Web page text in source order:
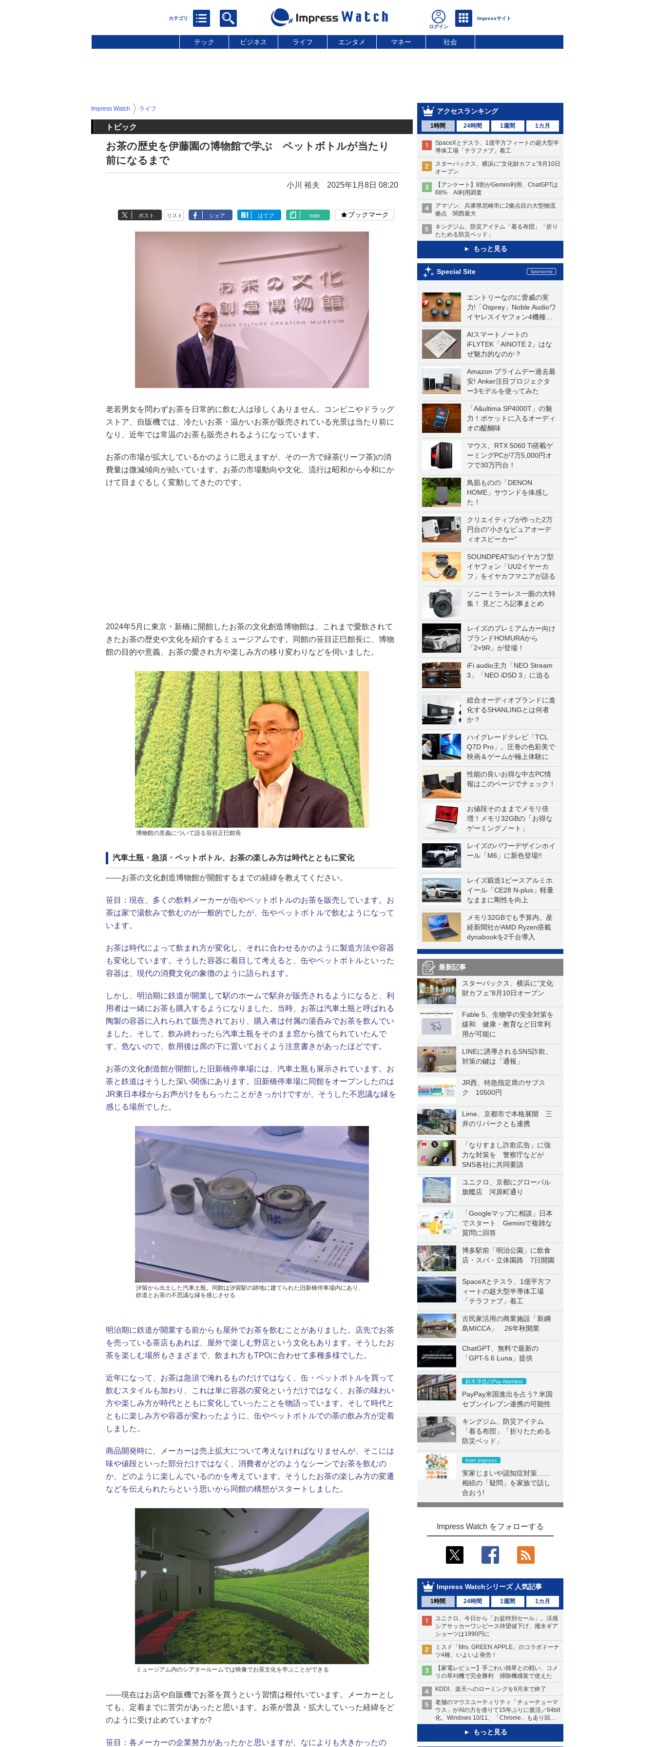
テック ビジネス ライフ エンタメ マネー 社会
アクセスランキング
1時間 24時間 1週間 1カ月
SpaceXとテスラ、1億平方フィートの超大型半
導体工場「テラファブ」着工
スターバックス、横浜に“文化財カフェ”8月10日
オープン
【アンケート】8割がGemini利用、ChatGPTは
68% AI利用調査
アマゾン、兵庫県尼崎市に2拠点目の大型物流
拠点 関西最大
キングジム、防災アイテム「着る布団」「折り
たためる防災ベッド」
もっと見る
Special Site
エントリーなのに脅威の実
力!「Osprey」Noble Audioワ
イヤレスイヤフォン4機種を
一気に聴く
AIスマートノートの
iFLYTEK「AINOTE 2」はな
ぜ魅力的なのか？
Amazon プライムデー過去最
安! Anker注目プロジェクタ
ー3モデルを使ってみた
「A&ultima SP4000T」の魅
力！ポケットに入るオーディ
オの醍醐味
マウス、RTX 5060 Ti搭載ゲ
ーミングPCが7万5,000円オ
フで30万円台！
鳥肌ものの「DENON
HOME」サウンドを体感し
た！
クリエイティブが作った2万
円台の“小さなピュアオーデ
ィオスピーカー”
SOUNDPEATSのイヤカフ型
イヤフォン「UU2イヤーカ
フ」をイヤカフマニアが語る
ソニーミラーレス一眼の大特
集！ 見どころ記事まとめ
レイズのプレミアムカー向け
ブランドHOMURAから
「2×9R」が登場！
iFi audio主力「NEO Stream
3」「NEO iDSD 3」に迫る
総合オーディオブランドに進
化するSHANLINGとは何者
か？
ハイグレードテレビ「TCL
Q7D Pro」。圧巻の色彩美で
映画＆ゲームが極上体験に
性能の良いお得な中古PC情
報はこのページでチェック！
お値段そのままでメモリ倍
増！メモリ32GBの「お得な
ゲーミングノート」
レイズのパワーデザインホイ
ール「M6」に新色登場!!
レイズ鍛造1ピースアルミホ
イール「CE28 N-plus」軽量
なままに剛性を向上
メモリ32GBでも予算内。産
経新聞社がAMD Ryzen搭載
dynabookを2千台導入
最新記事
スターバックス、横浜に“文化
財カフェ”8月10日オープン
Fable 5、生物学の安全対策を
緩和 健康・教育など日常利
用が可能に
LINEに誘導されるSNS詐欺、
対策の鍵は「通報」
JR西、特急指定席のサブス
ク 10500円
Lime、京都市で本格展開 三
井のリパークとも連携
「なりすまし詐欺広告」に強
力な対策を 警察庁などが
SNS各社に共同要請
ユニクロ、京都にグローバル
旗艦店 河原町通り
「Googleマップに相談」日本
でスタート Geminiで複雑な
質問に回答
博多駅前「明治公園」に飲食
店・スパ・立体園路 7日開園
SpaceXとテスラ、1億平方フ
ィートの超大型半導体工場
「テラファブ」着工
古民家活用の商業施設「新綱
島MICCA」 26年秋開業
ChatGPT、無料で最新の
「GPT-5.6 Luna」提供
鈴木淳也のPay Attention
PayPay米国進出を占う? 米国
セブンイレブン連携の可能性
キングジム、防災アイテム
「着る布団」「折りたためる
防災ベッド」
from Impress
実家じまいや認知症対策……
相続の「疑問」を家族で話し
合おう!
Impress Watch をフォローする
Impress Watchシリーズ 人気記事
1時間 24時間 1週間 1カ月
ユニクロ、今日から「お盆特別セール」。涼感
シアサッカーワンピース待望値下げ、撥水ギア
ショーツは1990円に
ミスド「Mrs. GREEN APPLE」のコラボドーナ
ツ4種、いよいよ発売！
【家電レビュー】手ごわい雑草との戦い、コメ
リの草刈機で完全勝利 掃除機感覚で使えた
KDDI、楽天へのローミングを9月末で終了
老舗のマウスユーティリティ「チューチューマ
ウス」がAIの力を借りて15年ぶりに復活／64bit
化、Windows 10/11、「Chrome」も走り回
る。復活記念で2026年末まで500円
もっと見る
Impress Watch ライフ
トピック
お茶の歴史を伊藤園の博物館で学ぶ ペットボトルが当たり
前になるまで
小川 裕夫 2025年1月8日 08:20
ポスト リスト シェア はてブ note ブックマーク
老若男女を問わずお茶を日常的に飲む人は珍しくありません。コンビニやドラッグ
ストア、自販機では、冷たいお茶・温かいお茶が販売されている光景は当たり前に
なり、近年では常温のお茶も販売されるようになっています。
お茶の市場が拡大しているかのように思えますが、その一方で緑茶(リーフ茶)の消
費量は微減傾向が続いています。お茶の市場動向や文化、流行は昭和から令和にか
けて目まぐるしく変動してきたのです。
2024年5月に東京・新橋に開館したお茶の文化創造博物館は、これまで愛飲されて
きたお茶の歴史や文化を紹介するミュージアムです。同館の笹目正巳館長に、博物
館の目的や意義、お茶の愛され方や楽しみ方の移り変わりなどを伺いました。
博物館の意義について語る笹目正巳館長
汽車土瓶・急須・ペットボトル、お茶の楽しみ方は時代とともに変化
――お茶の文化創造博物館が開館するまでの経緯を教えてください。
笹目： 現在、多くの飲料メーカーが缶やペットボトルのお茶を販売しています。お
茶は家で湯飲みで飲むのが一般的でしたが、缶やペットボトルで飲むようになって
います。
お茶は時代によって飲まれ方が変化し、それに合わせるかのように製造方法や容器
も変化しています。そうした容器に着目して考えると、缶やペットボトルといった
容器は、現代の消費文化の象徴のように語られます。
しかし、明治期に鉄道が開業して駅のホームで駅弁が販売されるようになると、利
用者は一緒にお茶も購入するようになりました。当時、お茶は汽車土瓶と呼ばれる
陶製の容器に入れられて販売されており、購入者は付属の湯呑みでお茶を飲んでい
ました。そして、飲み終わったら汽車土瓶をそのまま窓から捨てられていたんで
す。危ないので、飲用後は席の下に置いておくよう注意書きがあったほどです。
お茶の文化創造館が開館した旧新橋停車場には、汽車土瓶も展示されています。お
茶と鉄道はそうした深い関係にあります。旧新橋停車場に同館をオープンしたのは
JR東日本様からお声がけをもらったことがきっかけですが、そうした不思議な縁を
感じる場所でした。
汐留から出土した汽車土瓶。同館は汐留駅の跡地に建てられた旧新橋停車場内にあり、
鉄道とお茶の不思議な縁を感じさせる
明治期に鉄道が開業する前からも屋外でお茶を飲むことがありました。店先でお茶
を売っている茶店もあれば、屋外で楽しむ野店という文化もあります。そうしたお
茶を楽しむ場所もさまざまで、飲まれ方もTPOに合わせて多種多様でした。
近年になって、お茶は急須で淹れるものだけではなく、缶・ペットボトルを買って
飲むスタイルも加わり、これは単に容器の変化というだけではなく、お茶の味わい
方や楽しみ方が時代とともに変化していったことを物語っています。そして時代と
ともに楽しみ方や容器が変わったように、缶やペットボトルでの茶の飲み方が定着
しました。
商品開発時に、メーカーは売上拡大について考えなければなりませんが、そこには
味や値段といった部分だけではなく、消費者がどのようなシーンでお茶を飲むの
か、どのように楽しんでいるのかを考えています。そうしたお茶の楽しみ方の変遷
などを伝えられたらという思いから同館の構想がスタートしました。
ミュージアム内のシアタールームでは映像でお茶文化を学ぶことができる
――現在はお店や自販機でお茶を買うという習慣は根付いています。メーカーとし
ても、定着までに苦労があったと思います。お茶が普及・拡大していった経緯をど
のように受け止めていますか?
笹目： 各メーカーの企業努力があったかと思いますが、なによりも大きかったの